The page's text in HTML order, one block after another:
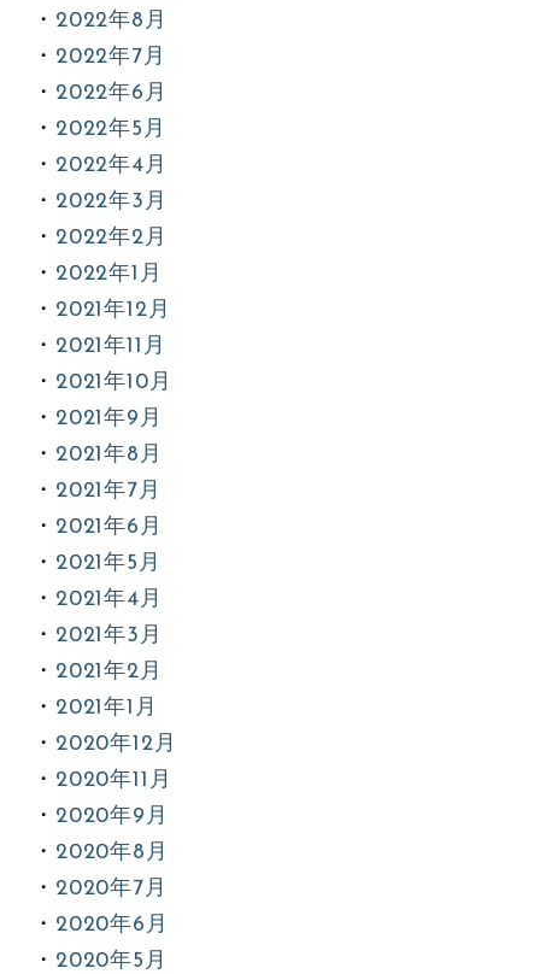
2022年8月
2022年7月
2022年6月
2022年5月
2022年4月
2022年3月
2022年2月
2022年1月
2021年12月
2021年11月
2021年10月
2021年9月
2021年8月
2021年7月
2021年6月
2021年5月
2021年4月
2021年3月
2021年2月
2021年1月
2020年12月
2020年11月
2020年9月
2020年8月
2020年7月
2020年6月
2020年5月